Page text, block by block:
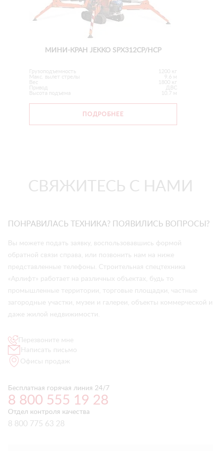
МИНИ-КРАН JEKKO SPX312CP/HCP
Грузоподъемность
1200 кг
Макс. вылет стрелы
9.6 м
Вес
1800 кг
Привод
ДВС
Высота подъема
10.7 м
ПОДРОБНЕЕ
СВЯЖИТЕСЬ С НАМИ
ПОНРАВИЛАСЬ ТЕХНИКА? ПОЯВИЛИСЬ ВОПРОСЫ?
Вы можете подать заявку, воспользовавшись формой
обратной связи справа, или позвонить нам на ниже
представленные телефоны. Строительная спецтехника
«Арлифт» работает на различных объектах, будь то
промышленные территории, торговые площадки, частные
загородные участки, музеи и галереи, объекты коммерческой и
даже жилой недвижимости.
Перезвоните мне
Написать письмо
Офисы продаж
Бесплатная горячая линия 24/7
8 800 555 19 28
Отдел контроля качества
8 800 775 63 28